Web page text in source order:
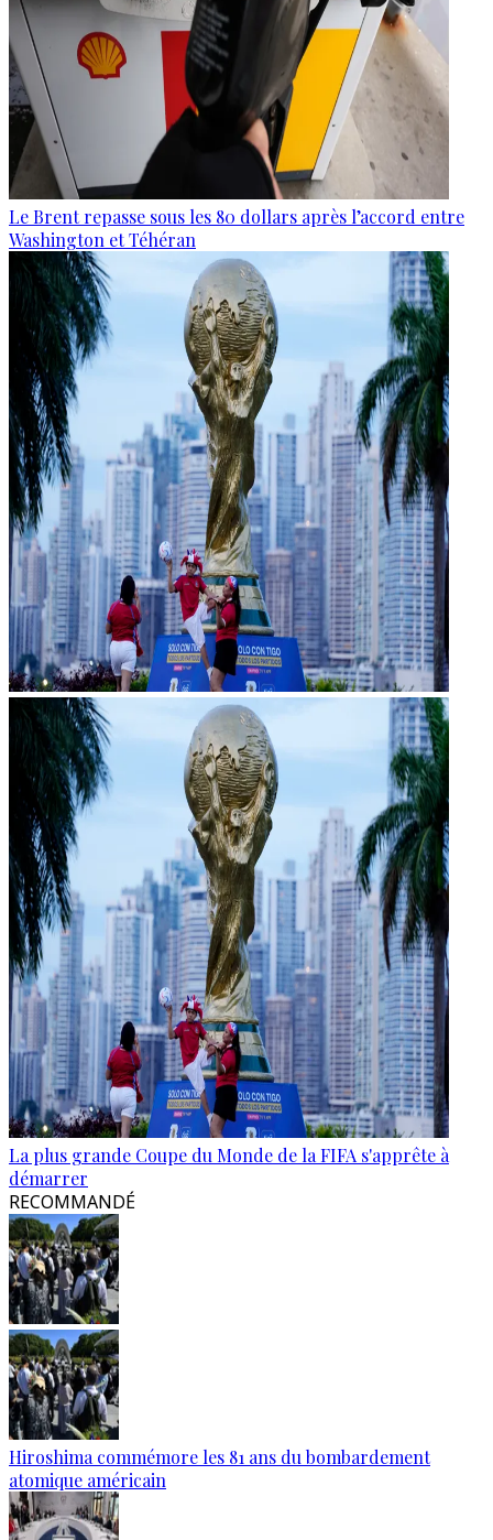
Le Brent repasse sous les 80 dollars après l’accord entre
Washington et Téhéran
La plus grande Coupe du Monde de la FIFA s'apprête à
démarrer
RECOMMANDÉ
Hiroshima commémore les 81 ans du bombardement
atomique américain